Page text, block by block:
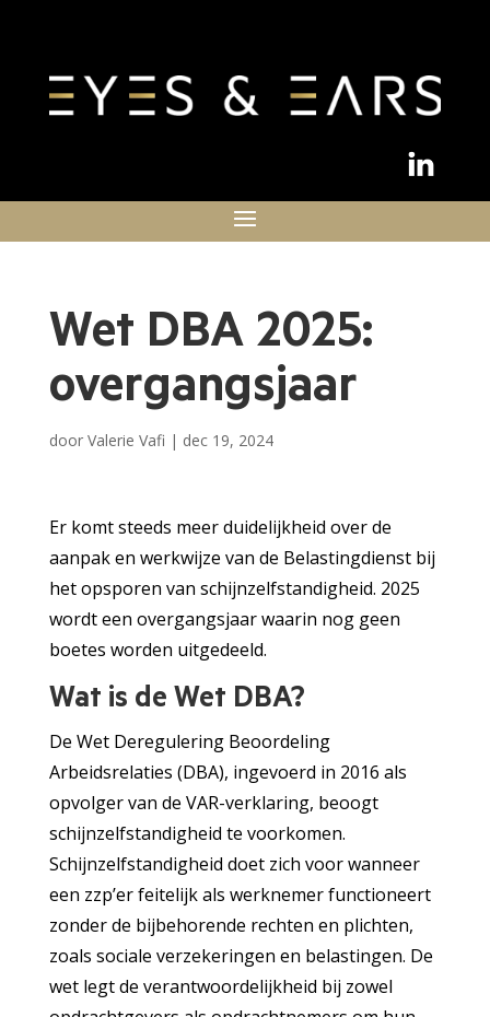
Wet DBA 2025:
overgangsjaar
door Valerie Vafi | dec 19, 2024
Er komt steeds meer duidelijkheid over de
aanpak en werkwijze van de Belastingdienst bij
het opsporen van schijnzelfstandigheid. 2025
wordt een overgangsjaar waarin nog geen
boetes worden uitgedeeld.
Wat is de Wet DBA?
De Wet Deregulering Beoordeling
Arbeidsrelaties (DBA), ingevoerd in 2016 als
opvolger van de VAR-verklaring, beoogt
schijnzelfstandigheid te voorkomen.
Schijnzelfstandigheid doet zich voor wanneer
een zzp’er feitelijk als werknemer functioneert
zonder de bijbehorende rechten en plichten,
zoals sociale verzekeringen en belastingen. De
wet legt de verantwoordelijkheid bij zowel